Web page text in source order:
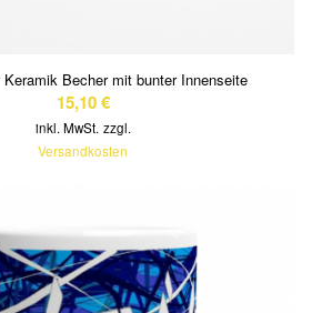
Keramik Becher mit bunter Innenseite
15,10€
inkl. MwSt. zzgl.
Versandkosten